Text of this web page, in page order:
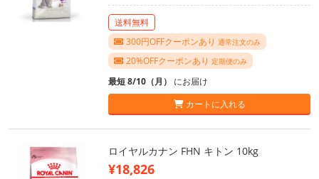
送料無料
300円OFFクーポンあり 通常注文のみ
20%OFFクーポンあり 定期便のみ
最短 8/10（月） にお届け
カートに入れる
ロイヤルカナン FHN キトン 10kg
¥18,826